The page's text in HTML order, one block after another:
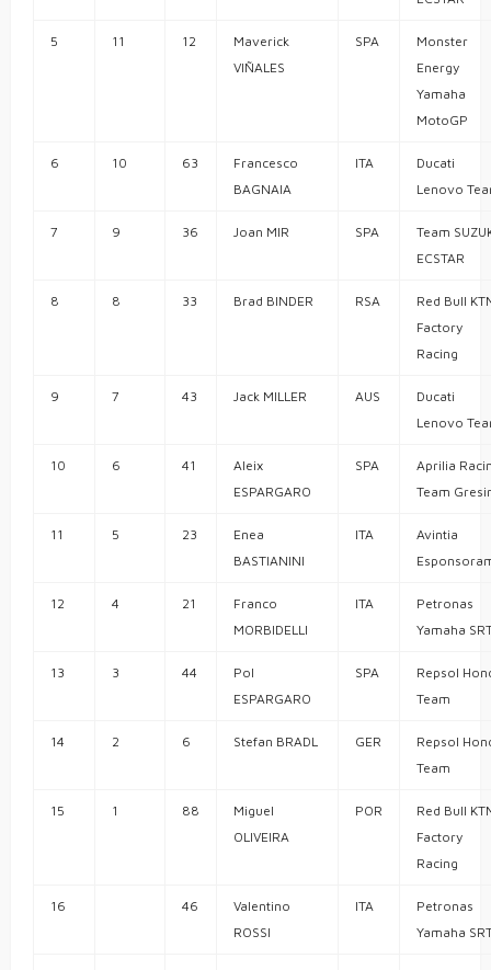
5 11 12
Maverick
VIÑALES
SPA
Monster
Energy
Yamaha
MotoGP
6 10 63
Francesco
BAGNAIA
ITA
Ducati
Lenovo
7 9 36 Joan MIR SPA
Team
ECSTAR
8 8 33 Brad BINDER RSA
Red Bull
Factory
Racing
9 7 43 Jack MILLER AUS
Ducati
Lenovo
10 6 41
Aleix
ESPARGARO
SPA
Aprilia
Team
11 5 23
Enea
BASTIANINI
ITA
Avintia
12 4 21
Franco
MORBIDELLI
ITA
Petronas
Yamaha
13 3 44
Pol
ESPARGARO
SPA
Repsol
Team
14 2 6 Stefan BRADL GER
Repsol
Team
15 1 88
Miguel
OLIVEIRA
POR
Red Bull
Factory
Racing
16 46
Valentino
ROSSI
ITA
Petronas
Yamaha